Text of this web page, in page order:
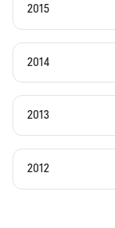
2015
2014
2013
2012